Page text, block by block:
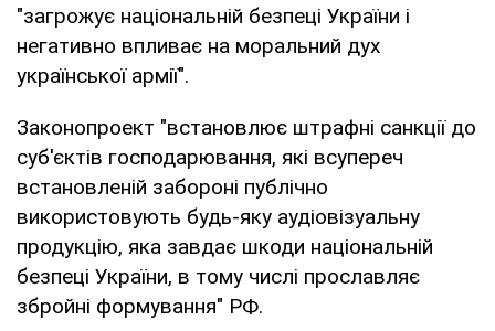
"загрожує національній безпеці України і
негативно впливає на моральний дух
української армії".
Законопроект "встановлює штрафні санкції до
суб'єктів господарювання, які всупереч
встановленій забороні публічно
використовують будь-яку аудіовізуальну
продукцію, яка завдає шкоди національній
безпеці України, в тому числі прославляє
збройні формування" РФ.